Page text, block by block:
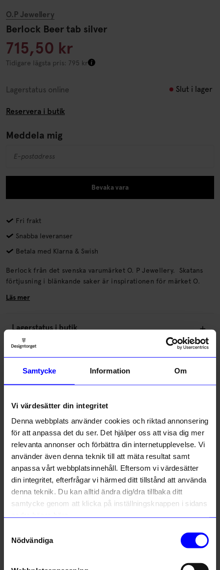
Samtycke Information Om
Vi värdesätter din integritet
Denna webbplats använder cookies och riktad annonsering
för att anpassa det du ser. Det hjälper oss att visa dig mer
relevanta annonser och förbättra din internetupplevelse. Vi
använder även denna teknik till att mäta resultat samt
anpassa vårt webbplatsinnehåll. Eftersom vi värdesätter
din integritet, efterfrågar vi härmed ditt tillstånd att använda
denna teknik. Du kan alltid ändra dig/dra tillbaka ditt
samtycke genom att klicka på inställningsknappen i sidans
Nödvändiga
O.P Jewellery
Berlock Beer tab silver
715,50 kr
Tidigare lägsta pris: 795 kr
Lagerstatus online Slut i lager
Reservera i butik
Meddela mig
Bevaka vara
Fri frakt
Snabba leveranser
Betala med Klarna & Swish
Berlock från det svenska varumärket O. P Jewellery. Skatans
förtjusning i blänkande saker är inspirationen för märket O.
Läs mer
Lagerstatus i butik
Beskrivning
Information
Liknande produkter
10% 10%